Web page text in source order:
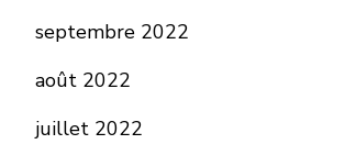
septembre 2022
août 2022
juillet 2022